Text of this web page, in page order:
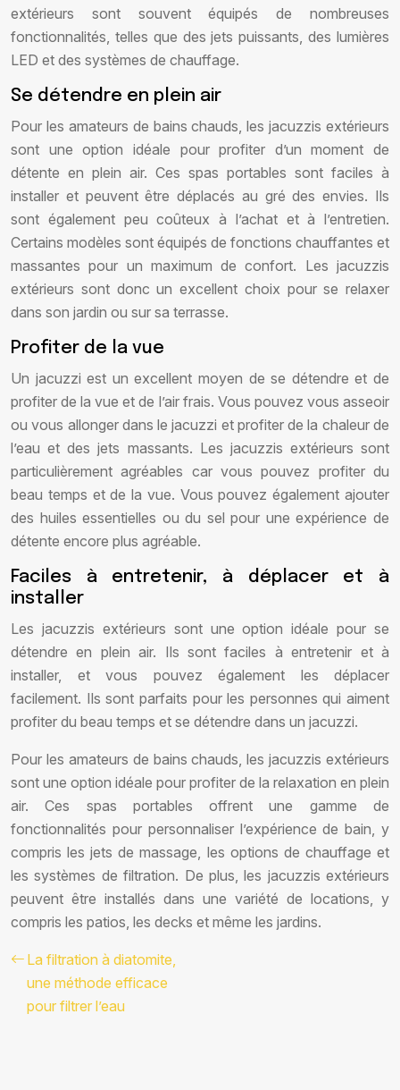
extérieurs sont souvent équipés de nombreuses
fonctionnalités, telles que des jets puissants, des lumières
LED et des systèmes de chauffage.
Se détendre en plein air
Pour les amateurs de bains chauds, les jacuzzis extérieurs
sont une option idéale pour profiter d’un moment de
détente en plein air. Ces spas portables sont faciles à
installer et peuvent être déplacés au gré des envies. Ils
sont également peu coûteux à l’achat et à l’entretien.
Certains modèles sont équipés de fonctions chauffantes et
massantes pour un maximum de confort. Les jacuzzis
extérieurs sont donc un excellent choix pour se relaxer
dans son jardin ou sur sa terrasse.
Profiter de la vue
Un jacuzzi est un excellent moyen de se détendre et de
profiter de la vue et de l’air frais. Vous pouvez vous asseoir
ou vous allonger dans le jacuzzi et profiter de la chaleur de
l’eau et des jets massants. Les jacuzzis extérieurs sont
particulièrement agréables car vous pouvez profiter du
beau temps et de la vue. Vous pouvez également ajouter
des huiles essentielles ou du sel pour une expérience de
détente encore plus agréable.
Faciles à entretenir, à déplacer et à
installer
Les jacuzzis extérieurs sont une option idéale pour se
détendre en plein air. Ils sont faciles à entretenir et à
installer, et vous pouvez également les déplacer
facilement. Ils sont parfaits pour les personnes qui aiment
profiter du beau temps et se détendre dans un jacuzzi.
Pour les amateurs de bains chauds, les jacuzzis extérieurs
sont une option idéale pour profiter de la relaxation en plein
air. Ces spas portables offrent une gamme de
fonctionnalités pour personnaliser l’expérience de bain, y
compris les jets de massage, les options de chauffage et
les systèmes de filtration. De plus, les jacuzzis extérieurs
peuvent être installés dans une variété de locations, y
compris les patios, les decks et même les jardins.
La filtration à diatomite,
une méthode efficace
pour filtrer l’eau